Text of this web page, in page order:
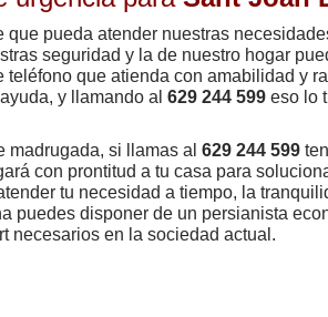
pueda atender nuestras
seguridad y la de nuestro hogar
teléfono que atienda con amabilidad y
y llamando al 629 244 599 eso lo
madrugada, si llamas al 629 244 599
con prontitud a tu casa para
tu necesidad a tiempo, la
puedes disponer de un persianista
necesarios en la sociedad actual.